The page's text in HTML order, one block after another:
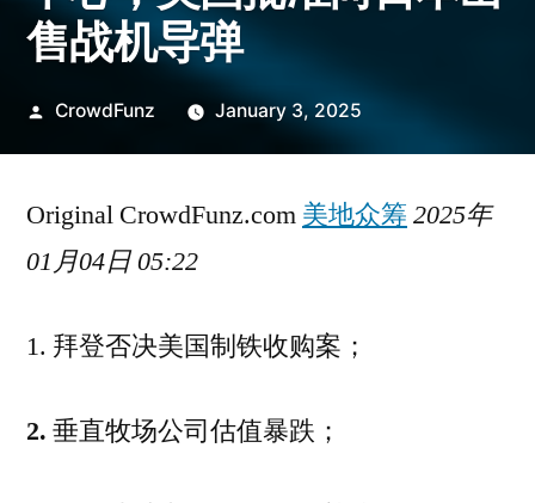
售战机导弹
Posted
CrowdFunz January 3, 2025
Original CrowdFunz.com 美地众筹 2025年
01月04日 05:22
1. 拜登否决美国制铁收购案；
2. 垂直牧场公司估值暴跌；